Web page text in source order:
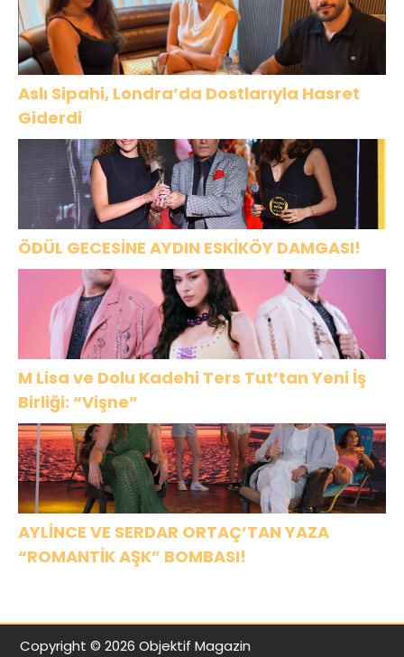
Aslı Sipahi, Londra’da Dostlarıyla Hasret
Giderdi
ÖDÜL GECESİNE AYDIN ESKİKÖY DAMGASI!
M Lisa ve Dolu Kadehi Ters Tut’tan Yeni İş
Birliği: “Vişne”
AYLİNCE VE SERDAR ORTAÇ’TAN YAZA
“ROMANTİK AŞK” BOMBASI!
Copyright © 2026 Objektif Magazin